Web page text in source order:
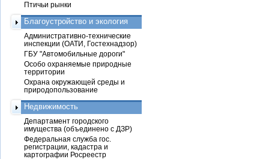
Птичьи рынки
Благоустройство и экология
Административно-технические
инспекции (ОАТИ, Гостехнадзор)
ГБУ "Автомобильные дороги"
Особо охраняемые природные
территории
Охрана окружающей среды и
природопользование
Недвижимость
Департамент городского
имущества (объединено с ДЗР)
Федеральная служба гос.
регистрации, кадастра и
картографии Росреестр